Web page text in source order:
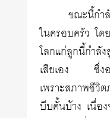
ขณะนี้กำ
ในครอบครัว โด
โลกแก่ลูกนี้กำ
เสียเอง ซึ่งอา
เพราะสภาพชีวิ
บีบคั้นบ้าง เนื่อ